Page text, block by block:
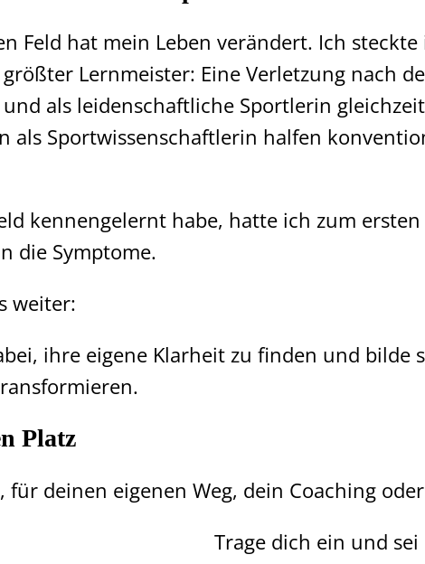
Feld hat mein Leben verändert. Ich
Lernmeister: Eine Verletzung nach
als leidenschaftliche Sportlerin
als Sportwissenschaftlerin halfen
kennengelernt habe, hatte ich zum
die Symptome.
weiter:
ihre eigene Klarheit zu finden und bilde
Platz
für deinen eigenen Weg, dein Coaching
Trage dich ein und sei